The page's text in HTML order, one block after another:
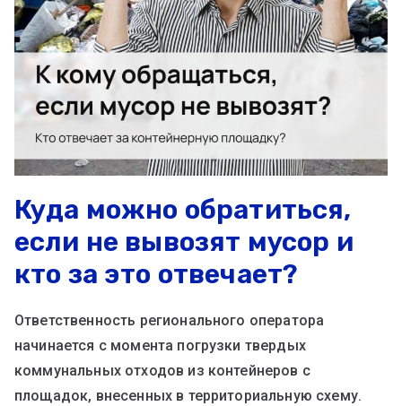
Куда можно обратиться,
если не вывозят мусор и
кто за это отвечает?
Ответственность регионального оператора
начинается с момента погрузки твердых
коммунальных отходов из контейнеров с
площадок, внесенных в территориальную схему.